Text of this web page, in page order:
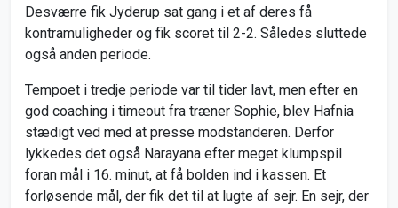
Desværre fik Jyderup sat gang i et af deres få
kontramuligheder og fik scoret til 2-2. Således sluttede
også anden periode.
Tempoet i tredje periode var til tider lavt, men efter en
god coaching i timeout fra træner Sophie, blev Hafnia
stædigt ved med at presse modstanderen. Derfor
lykkedes det også Narayana efter meget klumpspil
foran mål i 16. minut, at få bolden ind i kassen. Et
forløsende mål, der fik det til at lugte af sejr. En sejr, der